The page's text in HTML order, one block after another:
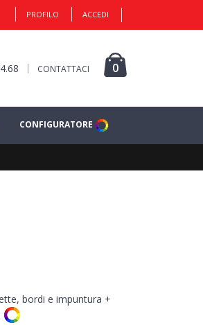
PROFILO ACCEDI
CONTATTACI 0
CONFIGURATORE
bordi e impuntura +